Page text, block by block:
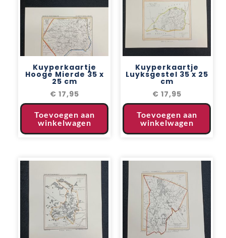
Kuyperkaartje
Hooge Mierde 35 x
25 cm
€ 17,95
Toevoegen aan
winkelwagen
Kuyperkaartje
Luyksgestel 35 x 25
cm
€ 17,95
Toevoegen aan
winkelwagen